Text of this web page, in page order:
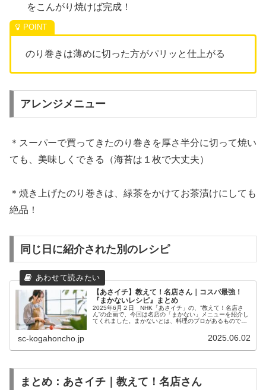
をこんがり焼けば完成！
のり巻きは薄めに切った方がパリッと仕上がる
アレンジメニュー
＊スーパーで買ってきたのり巻きを厚さ半分に切って焼い
ても、美味しくできる（海苔は１枚で大丈夫）
＊焼き上げたのり巻きは、緑茶をかけてお茶漬けにしても
絶品！
同じ日に紹介された別のレシピ
【あさイチ】教えて！名店さん｜コスパ最強！
『まかないレシピ』まとめ
2025年6月２日 NHK「あさイチ」の、”教えて！名店さ
ん”の企画で、今回は名店の「まかない」メニューを紹介し
てくれました。まかないとは、料理のプロがあるものでち
sc-kogahoncho.jp 2025.06.02
まとめ：あさイチ｜教えて！名店さん